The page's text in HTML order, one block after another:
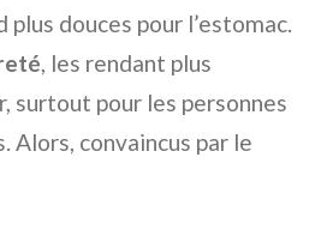
plus douces pour l’estomac.
, les rendant plus
surtout pour les personnes
Alors, convaincus par le